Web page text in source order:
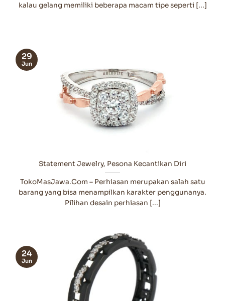
kalau gelang memiliki beberapa macam tipe seperti [...]
Statement Jewelry, Pesona Kecantikan Diri
TokoMasJawa.Com – Perhiasan merupakan salah satu
barang yang bisa menampilkan karakter penggunanya.
Pilihan desain perhiasan [...]
29
Jun
24
Jun